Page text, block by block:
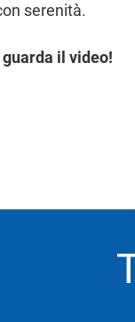
serenità.
il video!